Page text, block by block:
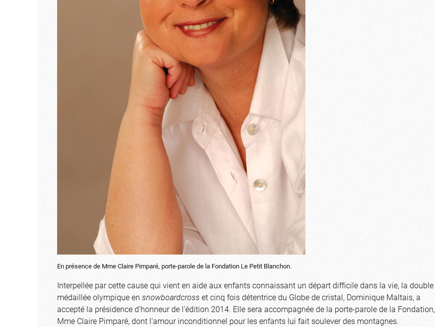
En présence de Mme Claire Pimparé, porte-parole de la Fondation Le Petit Blanchon.
Interpellée par cette cause qui vient en aide aux enfants connaissant un départ difficile dans la vie, la double
médaillée olympique en snowboardcrosset cinq fois détentrice du Globe de cristal, Dominique Maltais, a
accepté la présidence d’honneur de l’édition 2014. Elle sera accompagnée de la porte-parole de la Fondation,
Mme Claire Pimparé, dont l’amour inconditionnel pour les enfants lui fait soulever des montagnes.